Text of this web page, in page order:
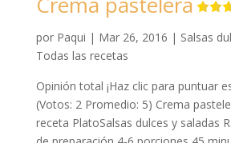
por Paqui | Mar 26, 2016 | Salsas
Todas las recetas
Opinión total ¡Haz clic para puntuar
(Votos: 2 Promedio: 5) Crema
receta PlatoSalsas dulces y saladas